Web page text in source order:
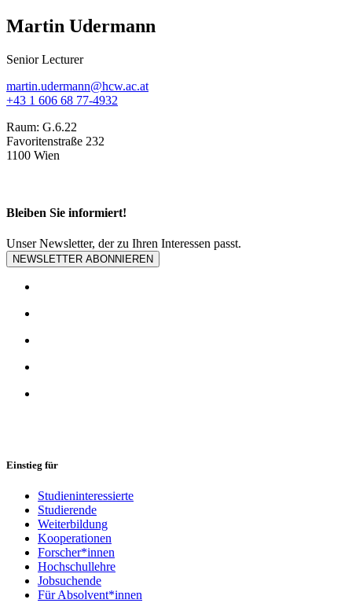
Martin Udermann
Senior Lecturer
martin.udermann@hcw.ac.at
+43 1 606 68 77-4932
Raum: G.6.22
Favoritenstraße 232
1100 Wien
Bleiben Sie informiert!
Unser Newsletter, der zu Ihren Interessen passt.
NEWSLETTER ABONNIEREN
Einstieg für
Studieninteressierte
Studierende
Weiterbildung
Kooperationen
Forscher*innen
Hochschullehre
Jobsuchende
Für Absolvent*innen